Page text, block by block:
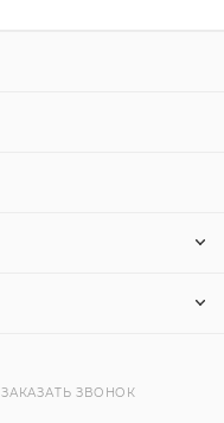
ЗАКАЗАТЬ ЗВОНОК